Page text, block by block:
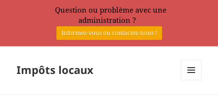
Impôts locaux
Question ou problème avec une
administration ?
Informez-vous ou contactez-nous !